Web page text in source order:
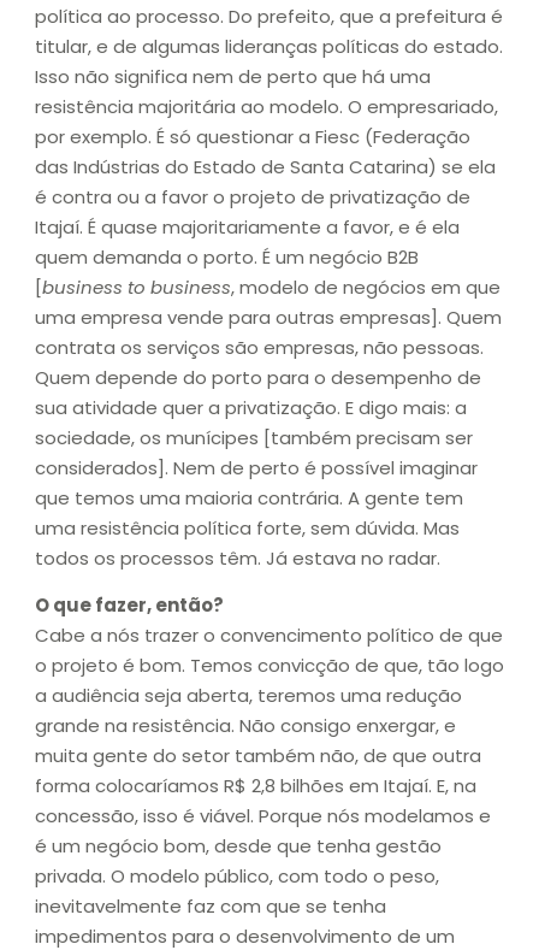
política ao processo. Do prefeito, que a prefeitura é
titular, e de algumas lideranças políticas do estado.
Isso não significa nem de perto que há uma
resistência majoritária ao modelo. O empresariado,
por exemplo. É só questionar a Fiesc (Federação
das Indústrias do Estado de Santa Catarina) se ela
é contra ou a favor o projeto de privatização de
Itajaí. É quase majoritariamente a favor, e é ela
quem demanda o porto. É um negócio B2B
[business to business, modelo de negócios em que
uma empresa vende para outras empresas]. Quem
contrata os serviços são empresas, não pessoas.
Quem depende do porto para o desempenho de
sua atividade quer a privatização. E digo mais: a
sociedade, os munícipes [também precisam ser
considerados]. Nem de perto é possível imaginar
que temos uma maioria contrária. A gente tem
uma resistência política forte, sem dúvida. Mas
todos os processos têm. Já estava no radar.
O que fazer, então?
Cabe a nós trazer o convencimento político de que
o projeto é bom. Temos convicção de que, tão logo
a audiência seja aberta, teremos uma redução
grande na resistência. Não consigo enxergar, e
muita gente do setor também não, de que outra
forma colocaríamos R$ 2,8 bilhões em Itajaí. E, na
concessão, isso é viável. Porque nós modelamos e
é um negócio bom, desde que tenha gestão
privada. O modelo público, com todo o peso,
inevitavelmente faz com que se tenha
impedimentos para o desenvolvimento de um